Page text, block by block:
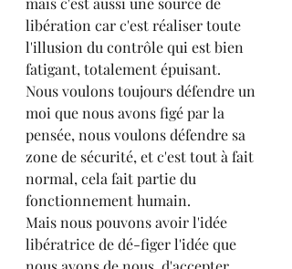
libération car c'est réaliser toute
l'illusion du contrôle qui est bien
fatigant, totalement épuisant.
Nous voulons toujours défendre un
moi que nous avons figé par la
pensée, nous voulons défendre sa
zone de sécurité, et c'est tout à fait
normal, cela fait partie du
fonctionnement humain.
Mais nous pouvons avoir l'idée
libératrice de dé-figer l'idée que